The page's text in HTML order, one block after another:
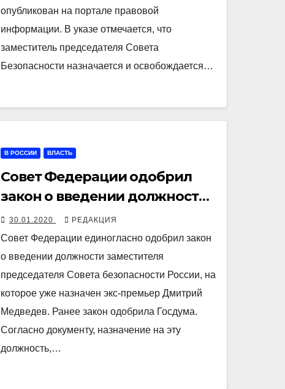
опубликован на портале правовой
информации. В указе отмечается, что
заместитель председателя Совета
Безопасности назначается и освобождается…
В РОССИИ ВЛАСТЬ
Совет Федерации одобрил
закон о введении должности
зампредседателя Совбеза
России
30.01.2020 РЕДАКЦИЯ
Совет Федерации единогласно одобрил закон
о введении должности заместителя
председателя Совета безопасности России, на
которое уже назначен экс-премьер Дмитрий
Медведев. Ранее закон одобрила Госдума.
Согласно документу, назначение на эту
должность,…